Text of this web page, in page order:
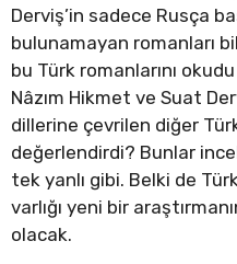
Derviş’in sadece Rusça
bulunamayan romanları
bu Türk romanlarını
Nâzım Hikmet ve Suat
dillerine çevrilen diğer Türk
değerlendirdi? Bunlar
tek yanlı gibi. Belki de
varlığı yeni bir
olacak.